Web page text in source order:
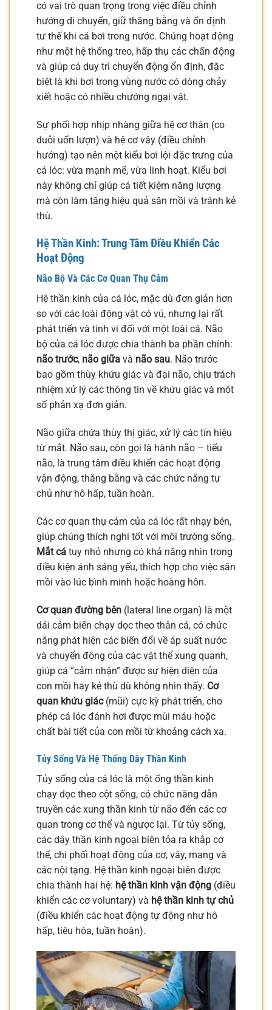
có vai trò quan trọng trong việc điều chỉnh
hướng di chuyển, giữ thăng bằng và ổn định
tư thế khi cá bơi trong nước. Chúng hoạt động
như một hệ thống treo, hấp thụ các chấn động
và giúp cá duy trì chuyển động ổn định, đặc
biệt là khi bơi trong vùng nước có dòng chảy
xiết hoặc có nhiều chướng ngại vật.
Sự phối hợp nhịp nhàng giữa hệ cơ thân (co
duỗi uốn lượn) và hệ cơ vây (điều chỉnh
hướng) tạo nên một kiểu bơi lội đặc trưng của
cá lóc: vừa mạnh mẽ, vừa linh hoạt. Kiểu bơi
này không chỉ giúp cá tiết kiệm năng lượng
mà còn làm tăng hiệu quả săn mồi và tránh kẻ
thù.
Hệ Thần Kinh: Trung Tâm Điều Khiển Các
Hoạt Động
Não Bộ Và Các Cơ Quan Thụ Cảm
Hệ thần kinh của cá lóc, mặc dù đơn giản hơn
so với các loài động vật có vú, nhưng lại rất
phát triển và tinh vi đối với một loài cá. Não
bộ của cá lóc được chia thành ba phần chính:
não trước, não giữa và não sau. Não trước
bao gồm thùy khứu giác và đại não, chịu trách
nhiệm xử lý các thông tin về khứu giác và một
số phản xạ đơn giản.
Não giữa chứa thùy thị giác, xử lý các tín hiệu
từ mắt. Não sau, còn gọi là hành não – tiểu
não, là trung tâm điều khiển các hoạt động
vận động, thăng bằng và các chức năng tự
chủ như hô hấp, tuần hoàn.
Các cơ quan thụ cảm của cá lóc rất nhạy bén,
giúp chúng thích nghi tốt với môi trường sống.
Mắt cá tuy nhỏ nhưng có khả năng nhìn trong
điều kiện ánh sáng yếu, thích hợp cho việc săn
mồi vào lúc bình minh hoặc hoàng hôn.
Cơ quan đường bên (lateral line organ) là một
dải cảm biến chạy dọc theo thân cá, có chức
năng phát hiện các biến đổi về áp suất nước
và chuyển động của các vật thể xung quanh,
giúp cá “cảm nhận” được sự hiện diện của
con mồi hay kẻ thù dù không nhìn thấy. Cơ
quan khứu giác(mũi) cực kỳ phát triển, cho
phép cá lóc đánh hơi được mùi máu hoặc
chất bài tiết của con mồi từ khoảng cách xa.
Tủy Sống Và Hệ Thống Dây Thần Kinh
Tủy sống của cá lóc là một ống thần kinh
chạy dọc theo cột sống, có chức năng dẫn
truyền các xung thần kinh từ não đến các cơ
quan trong cơ thể và ngược lại. Từ tủy sống,
các dây thần kinh ngoại biên tỏa ra khắp cơ
thể, chi phối hoạt động của cơ, vây, mang và
các nội tạng. Hệ thần kinh ngoại biên được
chia thành hai hệ: hệ thần kinh vận động (điều
khiển các cơ voluntary) và hệ thần kinh tự chủ
(điều khiển các hoạt động tự động như hô
hấp, tiêu hóa, tuần hoàn).